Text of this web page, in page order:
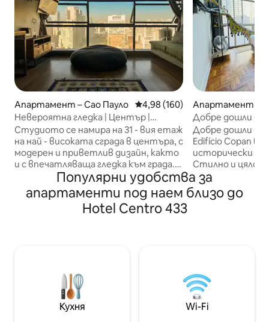
Апартамент – Сао Пауло Средна оценка: 4,98 от 5,
4,98 (160)
Невероятна гледка | Център |
Дизайнерско студио | 31-ви етаж
Студиото се намира на 31 - вия етаж
на най - високата сграда в центъра, с
модерен и приветлив дизайн, както
и с впечатляваща гледка към града.
От прозореца можете да се
възхитите на долината Анхангабау,
историческия център, антените на
Ав. Паулиста: един от най-
- инчов телевизор с приложения,
кухня, оборудвана с основни прибори,
готварски плот (1 уста),
микровълнова печка и минибар.
Апартамент –
Добре дошли в
Copan!
Добре дошли в
Edifício Copan в
исторически
Стилно и
за тези, които
автентично
изживяване! - Високоскоростен
Самостоятелно
самостоятелно
електронна
свързана със
Популярни удобства за
апартаменти под наем близо до
Hotel Centro 433
Кухня Wi-Fi